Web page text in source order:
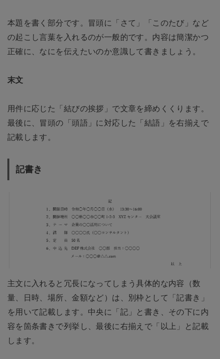
本題を書く部分です。冒頭に「さて」「このたび」など
の起こし言葉を入れるのが一般的です。内容は簡潔かつ
正確に、なにを伝えたいのか意識して書きましょう。
末文
用件に応じた「結びの挨拶」で文章を締めくくります。
最後に、冒頭の「頭語」に対応した「結語」を右揃えで
記載します。
記書き
主文に入れると冗長になってしまう具体的な内容（数
量、日時、場所、金額など）は、別枠として「記書き」
を用いて記載します。中央に「記」と書き、その下に内
容を箇条書きで列挙し、最後に右揃えで「以上」と記載
します。